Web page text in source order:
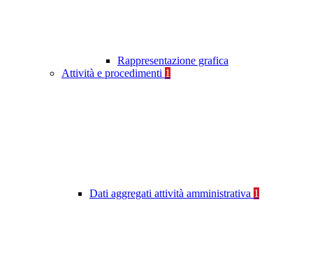
Rappresentazione grafica
Attività e procedimenti 1
Dati aggregati attività amministrativa 1